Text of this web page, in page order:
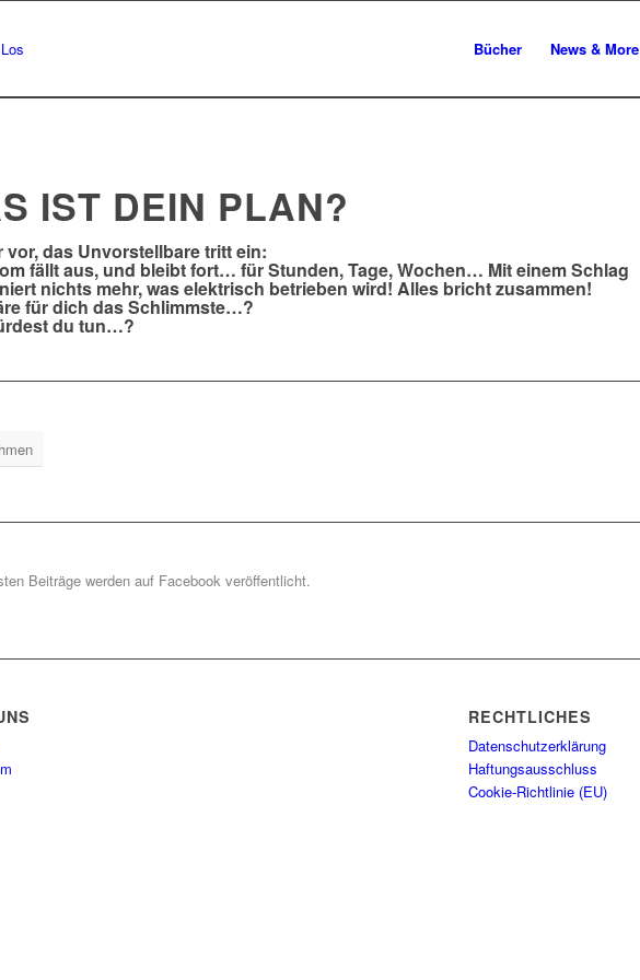
Bücher News & More
IST DEIN PLAN?
vor, das Unvorstellbare tritt ein:
fällt aus, und bleibt fort… für Stunden, Tage, Wochen… Mit einem Schlag
nichts mehr, was elektrisch betrieben wird! Alles bricht zusammen!
für dich das Schlimmste…?
du tun…?
Beiträge werden auf Facebook veröffentlicht.
RECHTLICHES
Datenschutzerklärung
Haftungsausschluss
Cookie-Richtlinie (EU)